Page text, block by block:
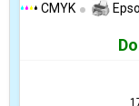
CMYK